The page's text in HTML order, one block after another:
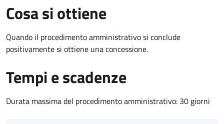
Cosa si ottiene
Quando il procedimento amministrativo si conclude
positivamente si ottiene una concessione.
Tempi e scadenze
Durata massima del procedimento amministrativo: 30 giorni